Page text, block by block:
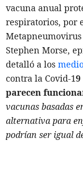
vacuna anual
respiratorios, por
Metapneumovirus
Stephen Morse,
detalló a los
contra la Covid-1
parecen
vacunas basadas
alternativa para
podrían ser igual